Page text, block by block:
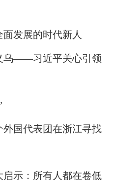
发展的时代新人
乌——习近平关心引领
外国代表团在浙江寻找
示：所有人都在卷低